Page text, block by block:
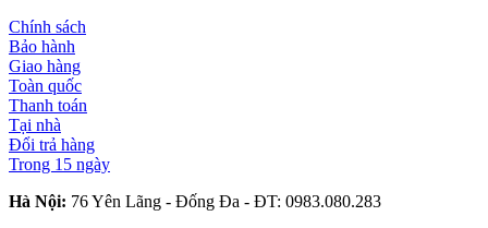
Chính sách
Bảo hành
Giao hàng
Toàn quốc
Thanh toán
Tại nhà
Đổi trả hàng
Trong 15 ngày
Hà Nội: 76 Yên Lãng - Đống Đa - ĐT: 0983.080.283